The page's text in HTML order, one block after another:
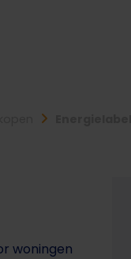
woningen